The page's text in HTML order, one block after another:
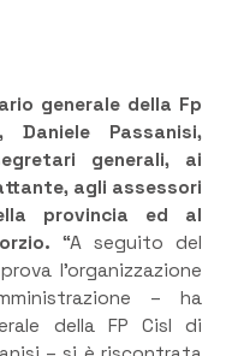
generale della Fp
Passanisi,
generali, ai
agli assessori
provincia ed al
“A seguito del
l’organizzazione
– ha
della FP Cisl di